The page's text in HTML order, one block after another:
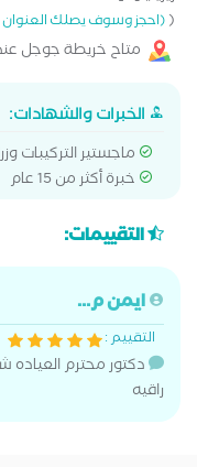
((احجز وسوف يصلك العنوان
متاح خريطة جوجل
الخبرات والشهادات:
ماجستير التركيبات
خبرة أكثر من 15 عام
التقييمات:
ايمن م...
التقييم :
دكتور محترم
راقيه